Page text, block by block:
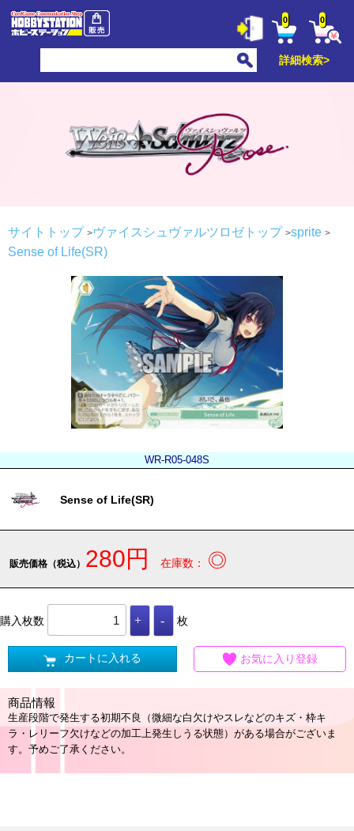
0 0
詳細検索>
サイトトップ ヴァイスシュヴァルツロゼトップ
sprite
Sense of Life(SR)
WR-R05-048S
Sense of Life(SR)
販売価格（税込） 280円 在庫数： ◎
購入枚数 枚
カートに入れる お気に入り登録
商品情報
生産段階で発生する初期不良（微細な白欠けやスレなどのキズ・枠キ
ラ・レリーフ欠けなどの加工上発生しうる状態）がある場合がございま
す。予めご了承ください。